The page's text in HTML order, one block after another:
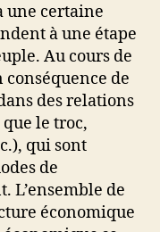
une certaine
à une étape
Au cours de
de
des relations
le troc,
qui sont
de
L’ensemble de
économique